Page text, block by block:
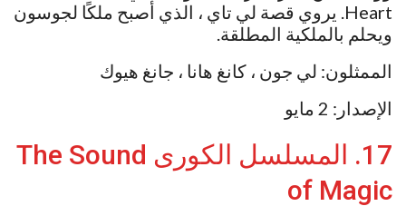
Heart. يروي قصة لي تاي ، الذي أصبح ملكًا لجوسون
ويحلم بالملكية المطلقة.
الممثلون: لي جون ، كانغ هانا ، جانغ هيوك
الإصدار: 2 مايو
17. المسلسل الكورى The Sound
of Magic